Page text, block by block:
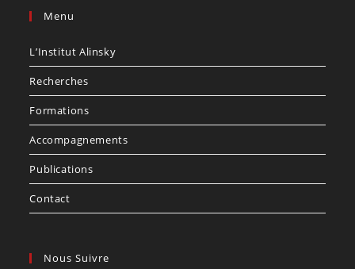
Menu
L’Institut Alinsky
Recherches
Formations
Accompagnements
Publications
Contact
Nous Suivre